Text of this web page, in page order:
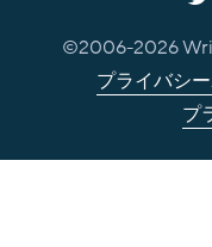
©2006-2026
プライバシ
プ